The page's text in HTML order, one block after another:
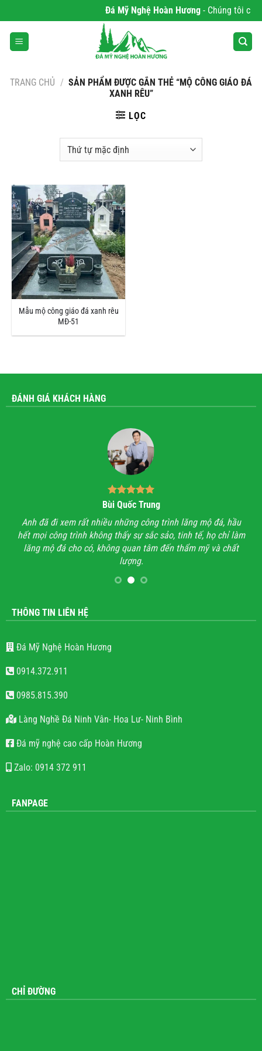
qua
nội
dung
Đá Mỹ Nghệ Hoàn Hương- Chúng tôi
TRANG CHỦ / SẢN PHẨM ĐƯỢC GẮN THẺ “MỘ CÔNG GIÁO ĐÁ
XANH RÊU”
LỌC
Mẫu mộ công giáo đá xanh rêu
MĐ-51
ĐÁNH GIÁ KHÁCH HÀNG
Bùi Quốc Trung
Anh đã đi xem rất nhiều những công trình lăng mộ đá, hầu
hết mọi công trình không thấy sự sắc sảo, tinh tế, họ chỉ làm
lăng mộ đá cho có, không quan tâm đến thẩm mỹ và chất
lượng.
THÔNG TIN LIÊN HỆ
Đá Mỹ Nghệ Hoàn Hương
0914.372.911
0985.815.390
Làng Nghề Đá Ninh Vân- Hoa Lư- Ninh Bình
Đá mỹ nghệ cao cấp Hoàn Hương
Zalo: 0914 372 911
FANPAGE
CHỈ ĐƯỜNG